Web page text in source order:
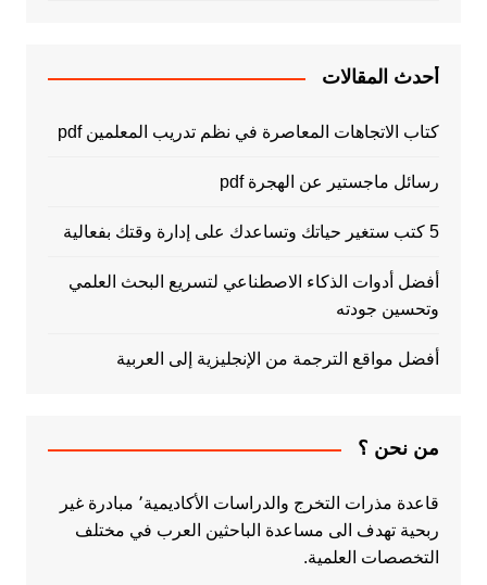
أحدث المقالات
كتاب الاتجاهات المعاصرة في نظم تدريب المعلمين pdf
رسائل ماجستير عن الهجرة pdf
5 كتب ستغير حياتك وتساعدك على إدارة وقتك بفعالية
أفضل أدوات الذكاء الاصطناعي لتسريع البحث العلمي
وتحسين جودته
أفضل مواقع الترجمة من الإنجليزية إلى العربية
من نحن ؟
قاعدة مذرات التخرج والدراسات الأكاديمية٬ مبادرة غير
ربحية تهدف الى مساعدة الباحثين العرب في مختلف
التخصصات العلمية.